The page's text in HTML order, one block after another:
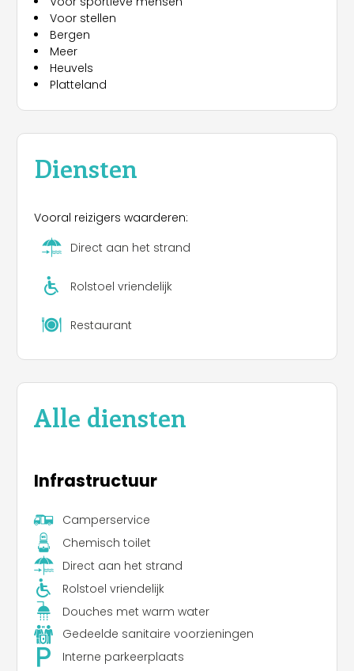
Voor stellen
Bergen
Meer
Heuvels
Platteland
Diensten
Vooral reizigers waarderen:
Direct aan het strand
Rolstoel vriendelijk
Restaurant
Alle diensten
Infrastructuur
Camperservice
Chemisch toilet
Direct aan het strand
Rolstoel vriendelijk
Douches met warm water
Gedeelde sanitaire voorzieningen
Interne parkeerplaats